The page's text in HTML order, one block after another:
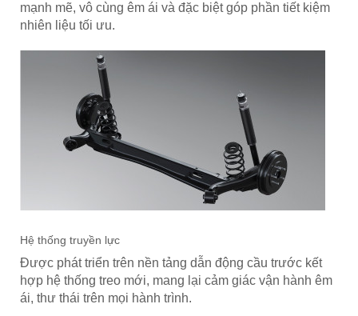
mạnh mẽ, vô cùng êm ái và đặc biệt góp phần tiết kiệm
nhiên liệu tối ưu.
Hệ thống truyền lực
Được phát triển trên nền tảng dẫn động cầu trước kết
hợp hệ thống treo mới, mang lại cảm giác vận hành êm
ái, thư thái trên mọi hành trình.